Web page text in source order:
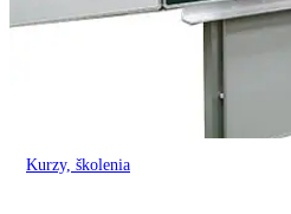
Kurzy, školenia